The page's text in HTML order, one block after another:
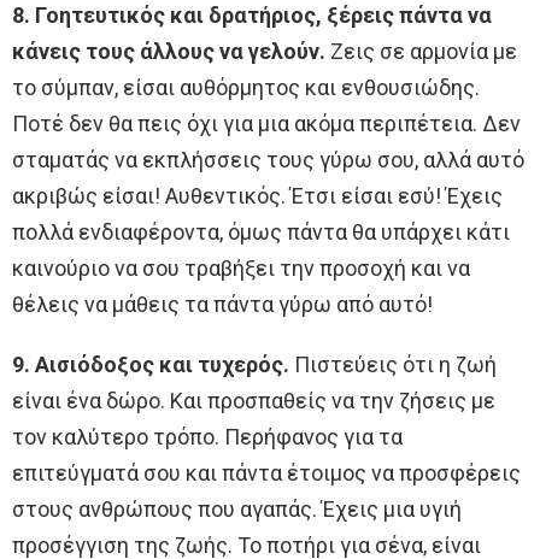
8. Γοητευτικός και δρατήριος, ξέρεις πάντα να
κάνεις τους άλλους να γελούν. Ζεις σε αρμονία με
το σύμπαν, είσαι αυθόρμητος και ενθουσιώδης.
Ποτέ δεν θα πεις όχι για μια ακόμα περιπέτεια. Δεν
σταματάς να εκπλήσσεις τους γύρω σου, αλλά αυτό
ακριβώς είσαι! Αυθεντικός. Έτσι είσαι εσύ! Έχεις
πολλά ενδιαφέροντα, όμως πάντα θα υπάρχει κάτι
καινούριο να σου τραβήξει την προσοχή και να
θέλεις να μάθεις τα πάντα γύρω από αυτό!
9. Αισιόδοξος και τυχερός. Πιστεύεις ότι η ζωή
είναι ένα δώρο. Και προσπαθείς να την ζήσεις με
τον καλύτερο τρόπο. Περήφανος για τα
επιτεύγματά σου και πάντα έτοιμος να προσφέρεις
στους ανθρώπους που αγαπάς. Έχεις μια υγιή
προσέγγιση της ζωής. Το ποτήρι για σένα, είναι